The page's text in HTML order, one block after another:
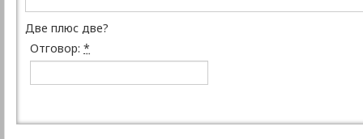
Две плюс две?
Отговор: *